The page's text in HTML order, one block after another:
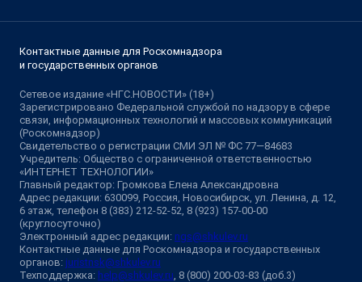
Контактные данные для Роскомнадзора
и государственных органов
Сетевое издание «НГС.НОВОСТИ» (18+)
Зарегистрировано Федеральной службой по надзору в сфере
связи, информационных технологий и массовых коммуникаций
(Роскомнадзор)
Свидетельство о регистрации СМИ ЭЛ № ФС 77—84683
Учредитель: Общество с ограниченной ответственностью
«ИНТЕРНЕТ ТЕХНОЛОГИИ»
Главный редактор: Громкова Елена Александровна
Адрес редакции: 630099, Россия, Новосибирск, ул. Ленина, д. 12,
6 этаж, телефон 8 (383) 212-52-52, 8 (923) 157-00-00
(круглосуточно)
Электронный адрес редакции: ngs@shkulev.ru
Контактные данные для Роскомнадзора и государственных
органов: juristnsk@shkulev.ru
Техподдержка: help@shkulev.ru , 8 (800) 200-03-83 (доб.3)